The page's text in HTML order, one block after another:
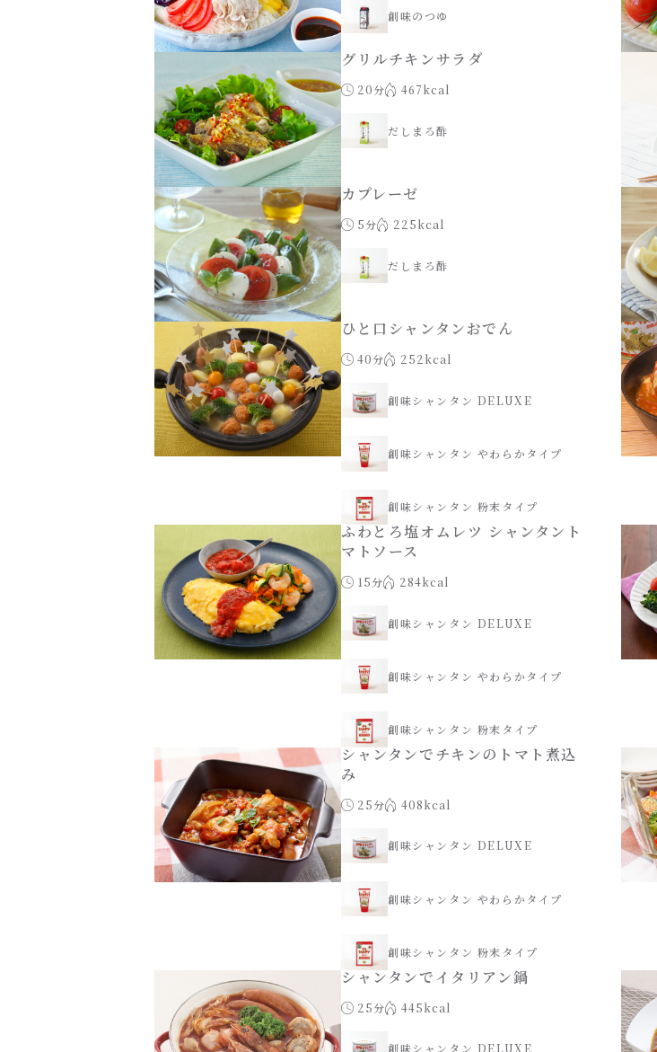
創味のつゆ
グリルチキンサラダ
20分 467kcal
だしまろ酢
カプレーゼ
5分 225kcal
だしまろ酢
ひと口シャンタンおでん
40分 252kcal
創味シャンタン DELUXE
創味シャンタン やわらかタイプ
創味シャンタン 粉末タイプ
ふわとろ塩オムレツ シャンタント
マトソース
15分 284kcal
創味シャンタン DELUXE
創味シャンタン やわらかタイプ
創味シャンタン 粉末タイプ
シャンタンでチキンのトマト煮込
み
25分 408kcal
創味シャンタン DELUXE
創味シャンタン やわらかタイプ
創味シャンタン 粉末タイプ
シャンタンでイタリアン鍋
25分 445kcal
創味シャンタン DELUXE